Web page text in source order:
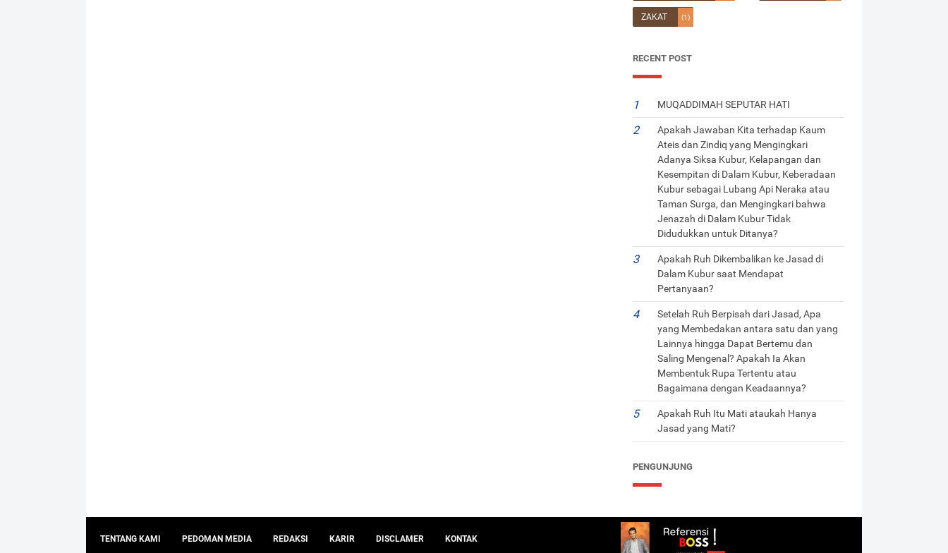
ZAKAT (1)
RECENT POST
MUQADDIMAH SEPUTAR HATI
Apakah Jawaban Kita terhadap Kaum
Ateis dan Zindiq yang Mengingkari
Adanya Siksa Kubur, Kelapangan dan
Kesempitan di Dalam Kubur, Keberadaan
Kubur sebagai Lubang Api Neraka atau
Taman Surga, dan Mengingkari bahwa
Jenazah di Dalam Kubur Tidak
Didudukkan untuk Ditanya?
Apakah Ruh Dikembalikan ke Jasad di
Dalam Kubur saat Mendapat
Pertanyaan?
Setelah Ruh Berpisah dari Jasad, Apa
yang Membedakan antara satu dan yang
Lainnya hingga Dapat Bertemu dan
Saling Mengenal? Apakah Ia Akan
Membentuk Rupa Tertentu atau
Bagaimana dengan Keadaannya?
Apakah Ruh Itu Mati ataukah Hanya
Jasad yang Mati?
PENGUNJUNG
TENTANG KAMI PEDOMAN MEDIA REDAKSI KARIR DISCLAMER KONTAK